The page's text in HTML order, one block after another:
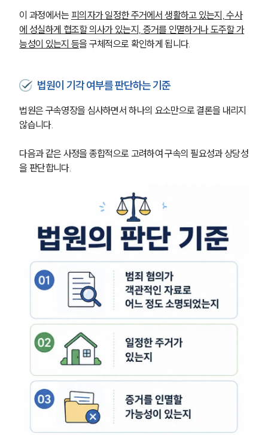
이 과정에서는 피의자가 일정한 주거에서 생활하고 있는지, 수사
에 성실하게 협조할 의사가 있는지, 증거를 인멸하거나 도주할 가
능성이 있는지 등을 구체적으로 확인하게 됩니다.
법원이 기각 여부를 판단하는 기준
법원은 구속영장을 심사하면서 하나의 요소만으로 결론을 내리지
않습니다.
다음과 같은 사정을 종합적으로 고려하여 구속의 필요성과 상당성
을 판단합니다.